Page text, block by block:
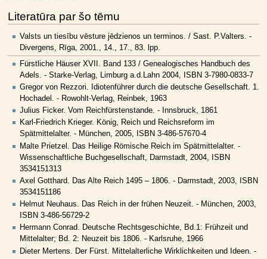
Literatūra par šo tēmu
Valsts un tiesību vēsture jēdzienos un terminos. / Sast. P.Valters. -
Divergens, Rīga, 2001., 14., 17., 83. lpp.
Fürstliche Häuser XVII. Band 133 / Genealogisches Handbuch des
Adels. - Starke-Verlag, Limburg a.d.Lahn 2004, ISBN 3-7980-0833-7
Gregor von Rezzori. Idiotenführer durch die deutsche Gesellschaft. 1.
Hochadel. - Rowohlt-Verlag, Reinbek, 1963
Julius Ficker. Vom Reichfürstenstande. - Innsbruck, 1861
Karl-Friedrich Krieger. König, Reich und Reichsreform im
Spätmittelalter. - München, 2005, ISBN 3-486-57670-4
Malte Prietzel. Das Heilige Römische Reich im Spätmittelalter. -
Wissenschaftliche Buchgesellschaft, Darmstadt, 2004, ISBN
3534151313
Axel Gotthard. Das Alte Reich 1495 – 1806. - Darmstadt, 2003, ISBN
3534151186
Helmut Neuhaus. Das Reich in der frühen Neuzeit. - München, 2003,
ISBN 3-486-56729-2
Hermann Conrad. Deutsche Rechtsgeschichte, Bd.1: Frühzeit und
Mittelalter; Bd. 2: Neuzeit bis 1806. - Karlsruhe, 1966
Dieter Mertens. Der Fürst. Mittelalterliche Wirklichkeiten und Ideen. -